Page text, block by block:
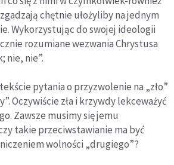
chętnie ułożyliby na jednym
Wykorzystując do swojej ideologii
rozumiane wezwania Chrystusa
nie, nie”.
pytania o przyzwolenie na „zło”
Oczywiście zła i krzywdy lekceważyć
Zawsze musimy się jemu
takie przeciwstawianie ma być
wolności „drugiego”?